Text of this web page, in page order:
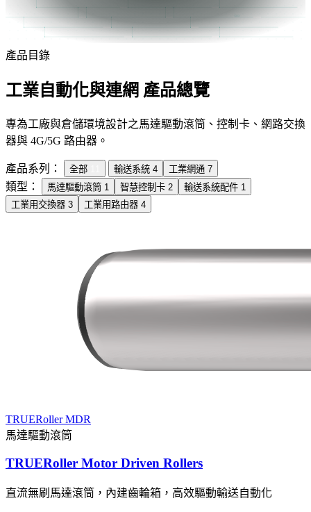
產品目錄
工業自動化與連網 產品總覽
專為工廠與倉儲環境設計之馬達驅動滾筒、控制卡、網路交換
器與 4G/5G 路由器。
產品系列： 全部 輸送系統 4 工業網通 7
類型： 馬達驅動滾筒 1 智慧控制卡 2 輸送系統配件 1
工業用交換器 3 工業用路由器 4
TRUERoller MDR
馬達驅動滾筒
TRUERoller Motor Driven Rollers
直流無刷馬達滾筒，內建齒輪箱，高效驅動輸送自動化